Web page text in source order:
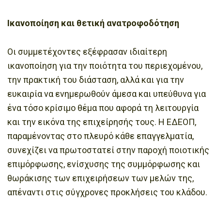
Ικανοποίηση και θετική ανατροφοδότηση
Οι συμμετέχοντες εξέφρασαν ιδιαίτερη
ικανοποίηση για την ποιότητα του περιεχομένου,
την πρακτική του διάσταση, αλλά και για την
ευκαιρία να ενημερωθούν άμεσα και υπεύθυνα για
ένα τόσο κρίσιμο θέμα που αφορά τη λειτουργία
και την εικόνα της επιχείρησής τους. Η ΕΔΕΟΠ,
παραμένοντας στο πλευρό κάθε επαγγελματία,
συνεχίζει να πρωτοστατεί στην παροχή ποιοτικής
επιμόρφωσης, ενίσχυσης της συμμόρφωσης και
θωράκισης των επιχειρήσεων των μελών της,
απέναντι στις σύγχρονες προκλήσεις του κλάδου.